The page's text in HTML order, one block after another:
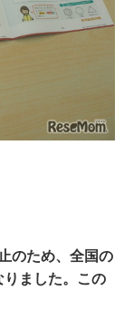
のため、全国の
ました。この